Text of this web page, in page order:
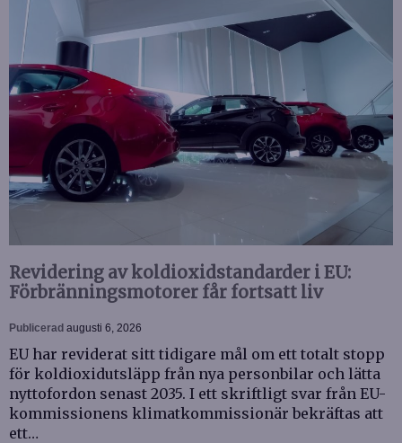
Revidering av koldioxidstandarder i EU:
Förbränningsmotorer får fortsatt liv
Publicerad augusti 6, 2026
EU har reviderat sitt tidigare mål om ett totalt stopp
för koldioxidutsläpp från nya personbilar och lätta
nyttofordon senast 2035. I ett skriftligt svar från EU-
kommissionens klimatkommissionär bekräftas att
ett…